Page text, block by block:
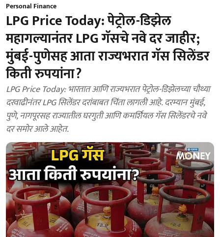
Personal Finance
LPG Price Today: पेट्रोल-डिझेल
महागल्यानंतर LPG गॅसचे नवे दर जाहीर;
मुंबई-पुणेसह आता राज्यभरात गॅस सिलेंडर
किती रुपयांना?
LPG Price Today: भारतात आणि राज्यभरात पेट्रोल-डिझेलच्या चौथ्या
दरवाढीनंतर LPG सिलेंडर दरांबाबत चिंता लागली आहे. दरम्यान मुंबई,
पुणे, नागपूरसह राज्यातील घरगुती आणि कमर्शियल गॅस सिलेंडरचे नवे
दर समोर आले आहेत.